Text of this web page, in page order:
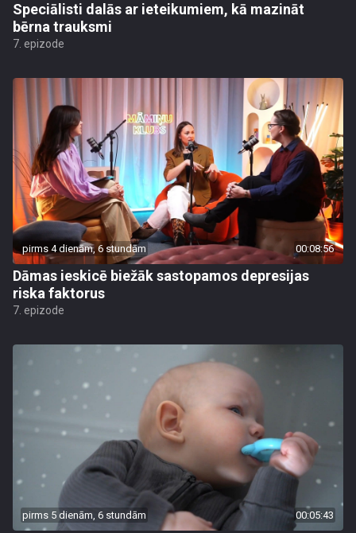
Speciālisti dalās ar ieteikumiem, kā mazināt
bērna trauksmi
7. epizode
pirms 4 dienām, 6 stundām 00:08:56
Dāmas ieskicē biežāk sastopamos depresijas
riska faktorus
7. epizode
pirms 5 dienām, 6 stundām 00:05:43